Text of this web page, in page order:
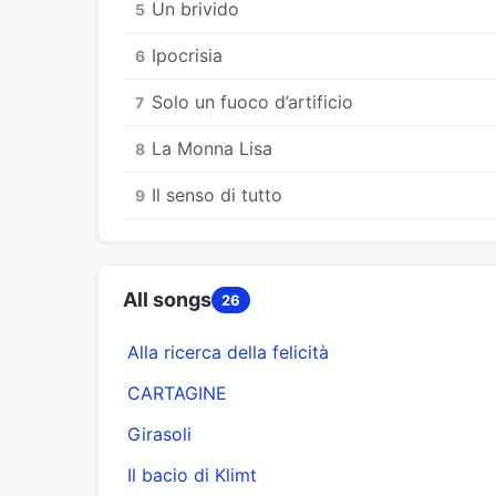
5 Un brivido
6 Ipocrisia
7 Solo un fuoco d’artificio
8 La Monna Lisa
9 Il senso di tutto
All songs 26
Alla ricerca della felicità
CARTAGINE
Girasoli
Il bacio di Klimt